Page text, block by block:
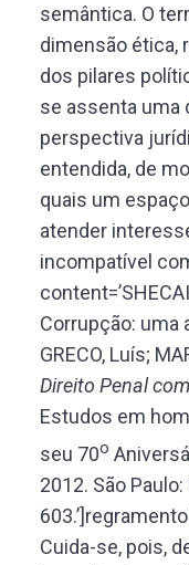
semântica. O
dimensão ética,
dos pilares
se assenta uma
perspectiva
entendida, de
quais um
atender
incompatível
Corrupção: uma
GRECO, Luís;
Direito Penal
Estudos em
seu 70o
2012. São
Cuida-se, pois,